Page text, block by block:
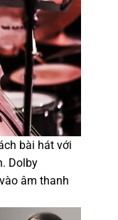
bài hát với
Dolby
âm thanh